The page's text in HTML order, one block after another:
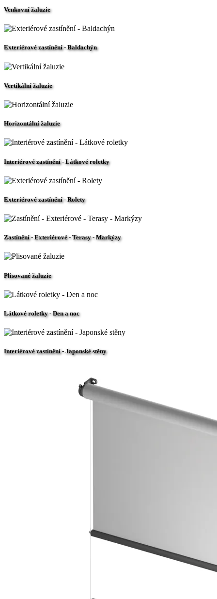
Venkovní žaluzie
Exteriérové zastínění - Baldachýn
Vertikální žaluzie
Horizontální žaluzie
Interiérové zastínění - Látkové roletky
Exteriérové zastínění - Rolety
Zastínění - Exteriérové - Terasy - Markýzy
Plisované žaluzie
Látkové roletky - Den a noc
Interiérové zastínění - Japonské stěny